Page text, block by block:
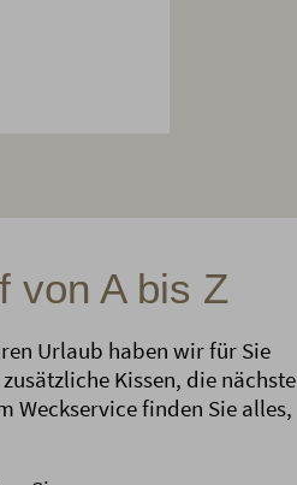
von A bis Z
Urlaub haben wir für Sie
Kissen, die nächste
Weckservice finden Sie alles,